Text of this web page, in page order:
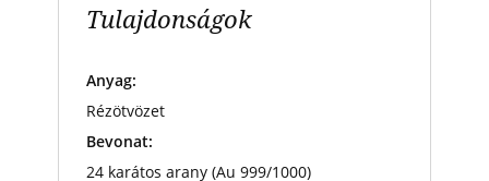
Tulajdonságok
Anyag:
Rézötvözet
Bevonat:
24 karátos arany (Au 999/1000)